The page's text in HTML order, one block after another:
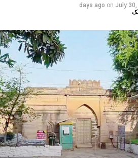
on July